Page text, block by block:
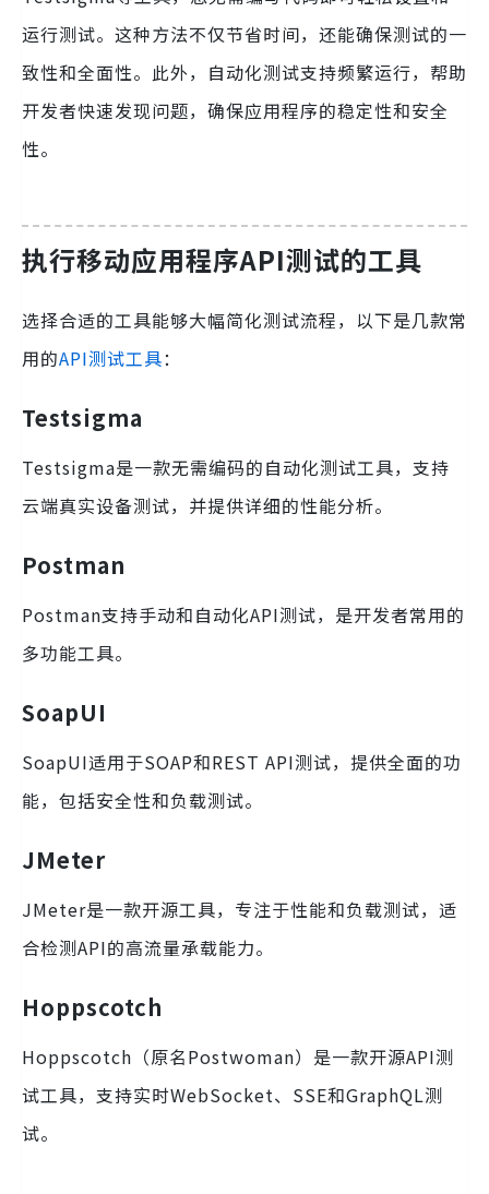
运行测试。这种方法不仅节省时间，还能确保测试的一
致性和全面性。此外，自动化测试支持频繁运行，帮助
开发者快速发现问题，确保应用程序的稳定性和安全
性。
执行移动应用程序API测试的工具
选择合适的工具能够大幅简化测试流程，以下是几款常
用的API测试工具：
Testsigma
Testsigma是一款无需编码的自动化测试工具，支持
云端真实设备测试，并提供详细的性能分析。
Postman
Postman支持手动和自动化API测试，是开发者常用的
多功能工具。
SoapUI
SoapUI适用于SOAP和REST API测试，提供全面的功
能，包括安全性和负载测试。
JMeter
JMeter是一款开源工具，专注于性能和负载测试，适
合检测API的高流量承载能力。
Hoppscotch
Hoppscotch（原名Postwoman）是一款开源API测
试工具，支持实时WebSocket、SSE和GraphQL测
试。